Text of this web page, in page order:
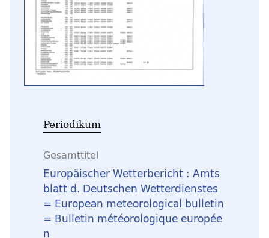
Periodikum
Gesamttitel
Europäischer Wetterbericht : Amts
blatt d. Deutschen Wetterdienstes
= European meteorological bulletin
= Bulletin météorologique europée
n